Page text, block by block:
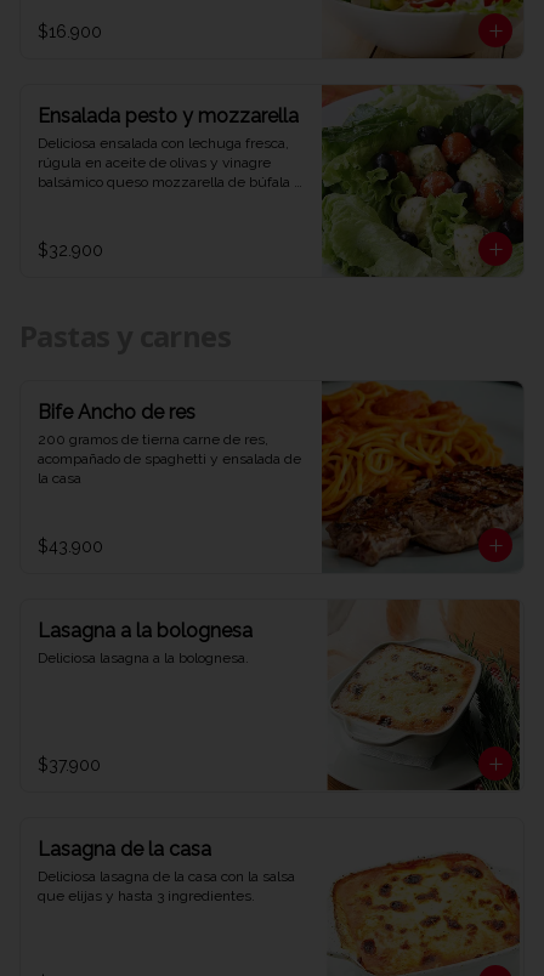
$16.900
Ensalada pesto y mozzarella
Deliciosa ensalada con lechuga fresca,
rúgula en aceite de olivas y vinagre
balsámico queso mozzarella de búfala
$32.900
Bife Ancho de res
200 gramos de tierna carne de res,
acompañado de spaghetti y ensalada de
la casa
$43.900
Lasagna a la bolognesa
Deliciosa lasagna a la bolognesa.
$37.900
Lasagna de la casa
Deliciosa lasagna de la casa con la salsa
que elijas y hasta 3 ingredientes.